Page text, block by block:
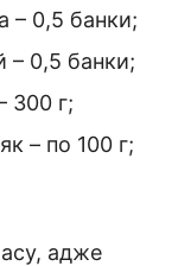
– 0,5 банки;
– 0,5 банки;
300 г;
– по 100 г;
адже